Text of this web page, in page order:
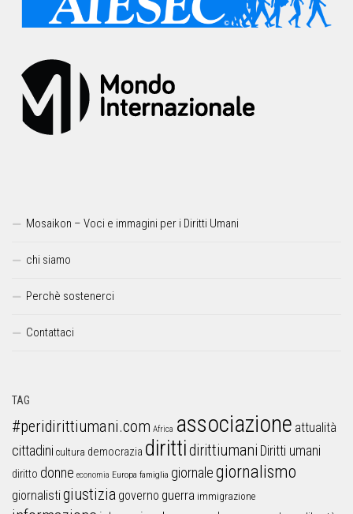
Mosaikon – Voci e immagini per i Diritti Umani
chi siamo
Perchè sostenerci
Contattaci
TAG
#peridirittiumani.com Africa associazione attualità
cittadini cultura democrazia dirittidirittiumani Diritti umani
diritto donne economia Europa famiglia giornalegiornalismo
giornalistigiustizia governo guerra immigrazione